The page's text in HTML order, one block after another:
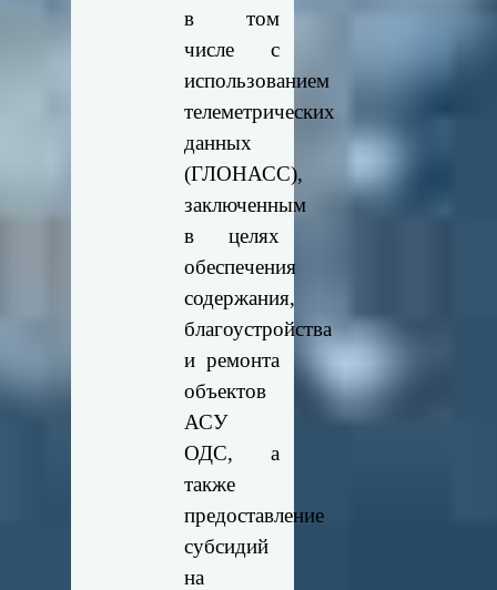
в том
числе с
использованием
телеметрических
данных
(ГЛОНАСС),
заключенным
в целях
обеспечения
содержания,
благоустройства
и ремонта
объектов
АСУ
ОДС, а
также
предоставление
субсидий
на